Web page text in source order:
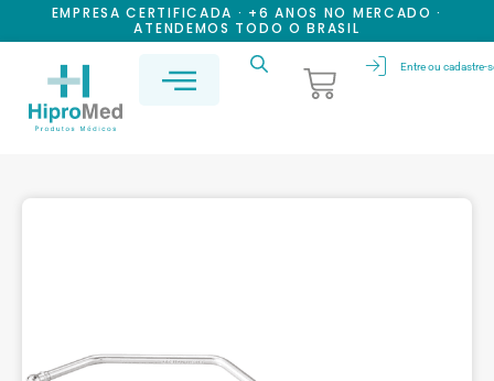
EMPRESA CERTIFICADA · +6 ANOS NO MERCADO ·
ATENDEMOS TODO O BRASIL
Entre ou cadastre-